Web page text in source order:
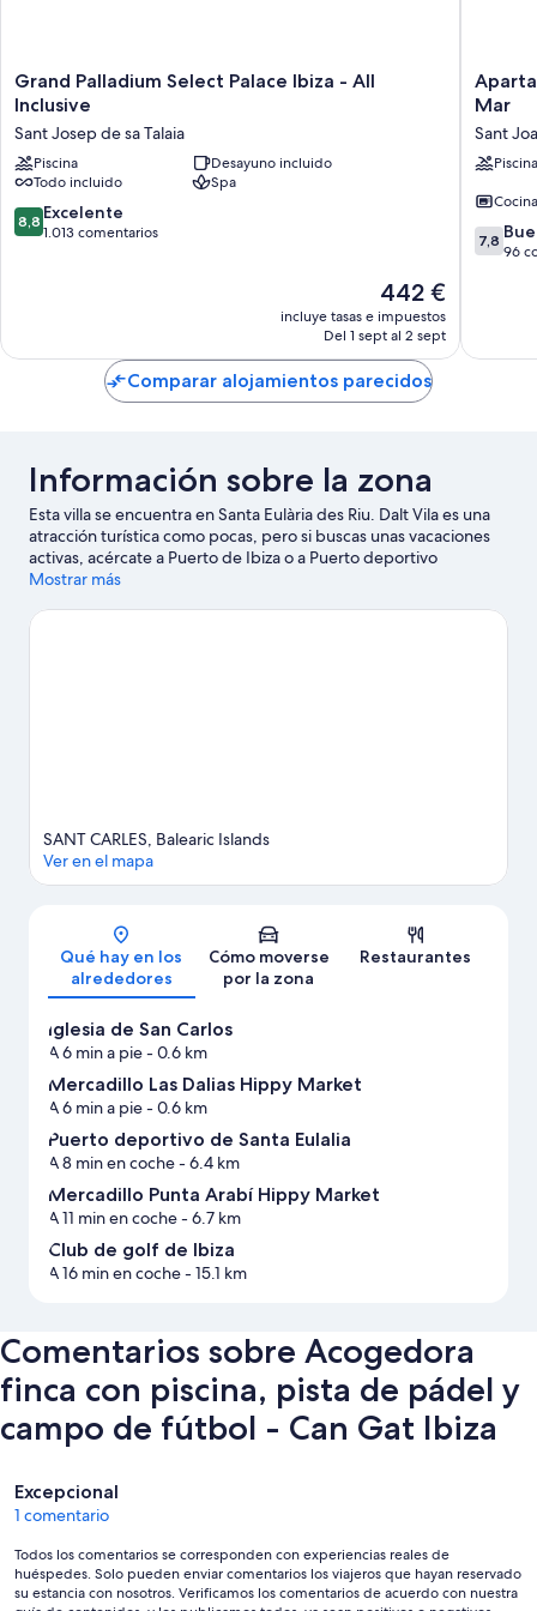
Grand
Palladium
Palace
Ibiza
-
All
Inclusive
Grand Palladium Select Palace Ibiza - All
Inclusive
Sant Josep de sa Talaia
Piscina
Desayuno incluido
Todo incluido
Spa
8.8
sobre
8,8 Excelente
1.013 comentarios
El
precio
actual
de
442 €
442 €
incluye tasas e impuestos
Del 1 sept al 2 sept
San
Park
&
Mar
Sant
Joan
Mar
Sant
Piscina
Cocina
7.8
sobre
7,8
96
Comparar alojamientos parecidos
Información sobre la zona
Esta villa se encuentra en Santa Eulària des Riu. Dalt Vila es una
atracción turística como pocas, pero si buscas unas vacaciones
activas, acércate a Puerto de Ibiza o a Puerto deportivo
Botafoch. ¿Viajas con niños? Pues llévalos a Camí Pla de Corona
calendario de Club Atletisme Pitiús.
Mostrar más
Mapa
SANT CARLES, Balearic Islands
Ver en el mapa
Qué hay en los
alrededores
Cómo moverse
por la zona
Restaurantes
Iglesia de San Carlos
A 6 min a pie- 0.6 km
Mercadillo Las Dalias Hippy Market
A 6 min a pie- 0.6 km
Puerto deportivo de Santa Eulalia
A 8 min en coche- 6.4 km
Mercadillo Punta Arabí Hippy Market
A 11 min en coche- 6.7 km
Club de golf de Ibiza
A 16 min en coche- 15.1 km
Comentarios sobre Acogedora
finca con piscina, pista de pádel y
campo de fútbol - Can Gat Ibiza
Comentarios
Excepcional
1 comentario
Todos los comentarios se corresponden con experiencias reales de
huéspedes. Solo pueden enviar comentarios los viajeros que hayan reservado
su estancia con nosotros. Verificamos los comentarios de acuerdo con nuestra